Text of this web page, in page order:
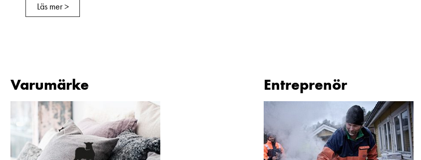
Läs mer >
Varumärke Entreprenör